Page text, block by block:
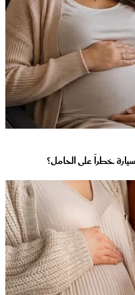
خطراً على الحامل؟